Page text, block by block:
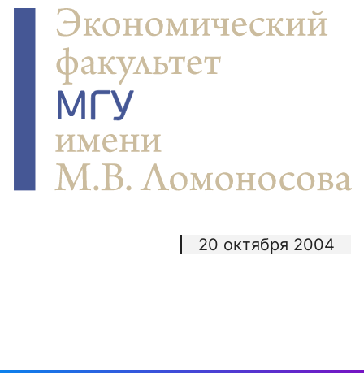
20 октября 2004